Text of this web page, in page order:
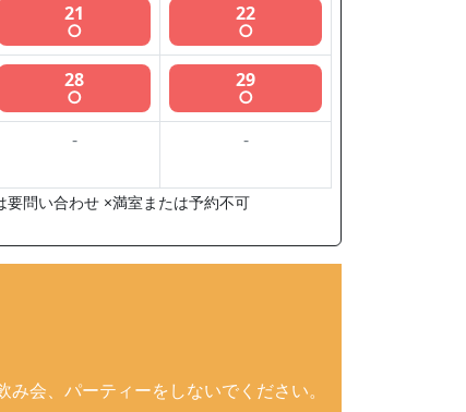
21
○
22
○
28
○
29
○
- -
問い合わせ ×満室または予約不可
会、パーティーをしないでください。